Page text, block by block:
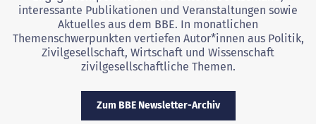
interessante Publikationen und Veranstaltungen sowie
Aktuelles aus dem BBE. In monatlichen
Themenschwerpunkten vertiefen Autor*innen aus Politik,
Zivilgesellschaft, Wirtschaft und Wissenschaft
zivilgesellschaftliche Themen.
Zum BBE Newsletter-Archiv